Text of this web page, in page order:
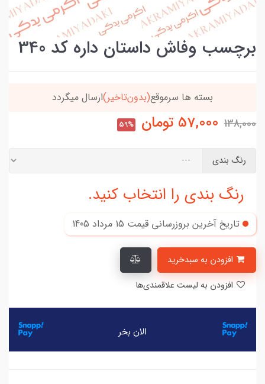
برچسب وفاش داستان داره کد 340
بسته ها سرموقع(بدون‌تاخیر)ارسال میگردد
138,000
57,000 تومان 59%
رنگ بندی
رنگ بندی را انتخاب کنید.
تاریخ آخرین بروزرسانی قیمت 15 مرداد 1405